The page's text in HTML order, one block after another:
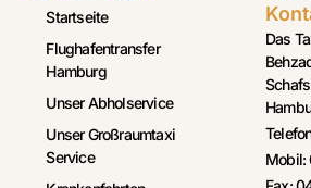
Startseite
Flughafentransfer
Hamburg
Unser Abholservice
Unser Großraumtaxi
Service
Das
Mobil: